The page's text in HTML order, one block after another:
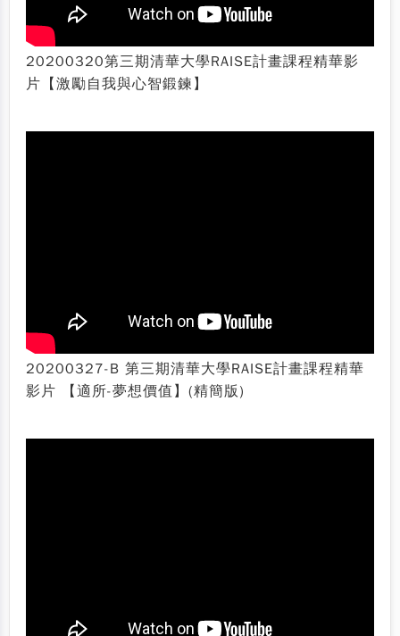
20200320第三期清華大學RAISE計畫課程精華影
片【激勵自我與心智鍛鍊】
20200327-B 第三期清華大學RAISE計畫課程精華
影片 【適所-夢想價值】(精簡版)